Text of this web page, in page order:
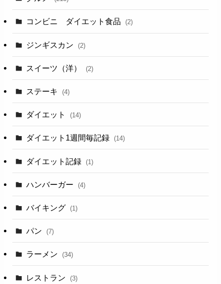
コンビニ ダイエット食品 (2)
ジンギスカン (2)
スイーツ（洋） (2)
ステーキ (4)
ダイエット (14)
ダイエット1週間毎記録 (14)
ダイエット記録 (1)
ハンバーガー (4)
バイキング (1)
パン (7)
ラーメン (34)
レストラン (3)